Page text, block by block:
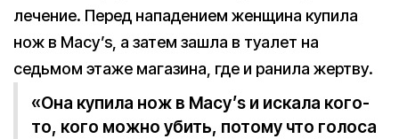
лечение. Перед нападением женщина купила
нож в Macy’s, а затем зашла в туалет на
седьмом этаже магазина, где и ранила жертву.
«Она купила нож в Macy’s и искала кого-
то, кого можно убить, потому что голоса